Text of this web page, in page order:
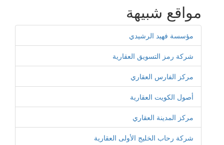
مواقع شبيهة
مؤسسة فهيد الرشيدي
شركة رمز التسويق العقارية
مركز الفارس العقاري
أصول الكويت العقارية
مركز المدينة العقاري
شركة رحاب الخليج الأولى العقارية